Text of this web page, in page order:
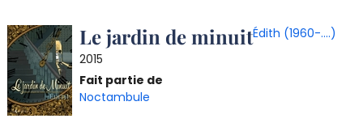
Détail
document
Le jardin de minuitÉdith (1960-....)
2015
Fait partie de
Noctambule